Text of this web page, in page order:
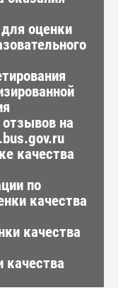
оценки
на
качества
по
качества
качества
качества